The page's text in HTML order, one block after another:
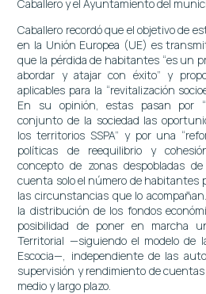
Caballero y el Ayuntamiento del
Caballero recordó que el objetivo de
en la Unión Europea (UE) es
que la pérdida de habitantes “es un
abordar y atajar con éxito” y
aplicables para la “revitalización
En su opinión, estas pasan por
conjunto de la sociedad las
los territorios SSPA” y por una
políticas de reequilibrio y
concepto de zonas despobladas
cuenta solo el número de habitantes
las circunstancias que lo
la distribución de los fondos
posibilidad de poner en marcha
Territorial —siguiendo el modelo de
Escocia—, independiente de las
supervisión y rendimiento de
medio y largo plazo.